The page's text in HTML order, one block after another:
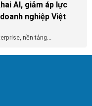
AI, giảm áp lực
nghiệp Việt
nền tảng...